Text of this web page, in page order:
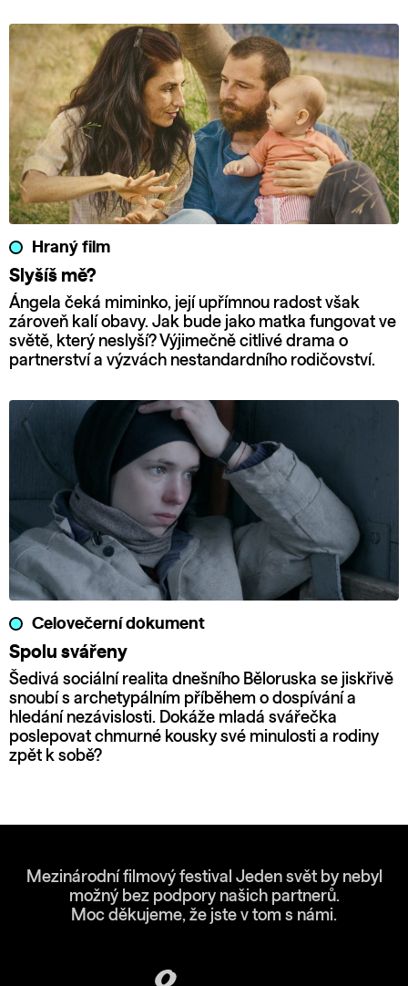
Hraný film
Slyšíš mě?
Ángela čeká miminko, její upřímnou radost však
zároveň kalí obavy. Jak bude jako matka fungovat ve
světě, který neslyší? Výjimečně citlivé drama o
partnerství a výzvách nestandardního rodičovství.
Celovečerní dokument
Spolu svářeny
Šedivá sociální realita dnešního Běloruska se jiskřivě
snoubí s archetypálním příběhem o dospívání a
hledání nezávislosti. Dokáže mladá svářečka
poslepovat chmurné kousky své minulosti a rodiny
zpět k sobě?
Mezinárodní filmový festival Jeden svět by nebyl
možný bez podpory našich partnerů.
Moc děkujeme, že jste v tom s námi.